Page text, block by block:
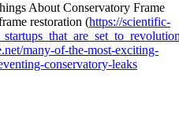
About Conservatory Frame
restoration (https://scientific-
many-of-the-most-exciting-
conservatory-leaks